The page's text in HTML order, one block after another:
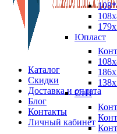
Каталог
Скидки
Доставка и оплата
Блог
Контакты
Личный кабинет
Юпласт
СтП